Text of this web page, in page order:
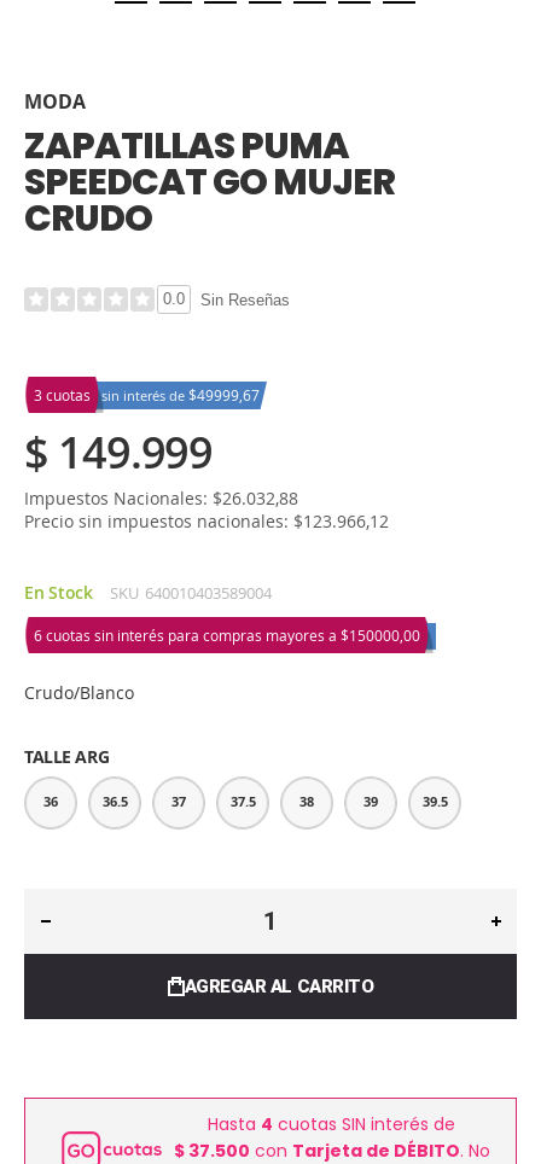
MODA
ZAPATILLAS PUMA
SPEEDCAT GO MUJER
CRUDO
0.0 Sin Reseñas
3 cuotas sin interés de $49999,67
$ 149.999
Impuestos Nacionales: $26.032,88
Precio sin impuestos nacionales: $123.966,12
En Stock SKU 640010403589004
6 cuotas sin interés para compras mayores a $150000,00
Crudo/Blanco
TALLE ARG
36 36.5 37 37.5 38 39 39.5
AGREGAR AL CARRITO
Hasta 4 cuotas SIN interés de
$ 37.500 con Tarjeta de DÉBITO. No